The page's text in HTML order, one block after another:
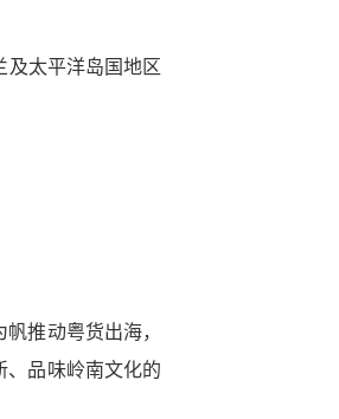
及太平洋岛国地区
推动粤货出海，
、品味岭南文化的